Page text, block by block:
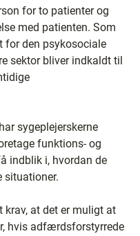
for to patienter og
med patienten. Som
for den psykosociale
sektor bliver indkaldt til
sygeplejerskerne
funktions- og
indblik i, hvordan de
situationer.
at det er muligt at
hvis adfærdsforstyrrede